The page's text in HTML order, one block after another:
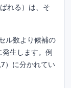
れる）は、そ
ル数より候補の
生します。例
）に分かれてい